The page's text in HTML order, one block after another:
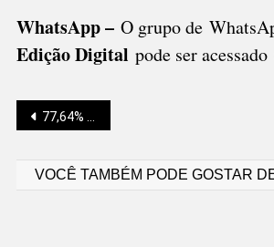
WhatsApp – O grupo de
Edição Digital pode ser acessado
Navegação
77,64% DAS PRAIAS CATARINENSES ESTÃO PRÓPRIAS PARA BANHO
VOCÊ TAMBÉM PODE GOSTAR